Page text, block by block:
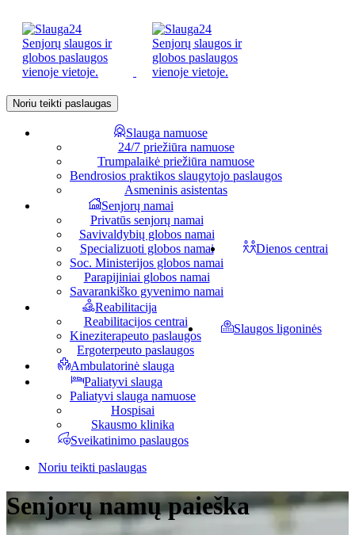
Noriu teikti paslaugas
Slauga namuose
24/7 priežiūra namuose
Trumpalaikė priežiūra namuose
Bendrosios praktikos slaugytojo paslaugos
Asmeninis asistentas
Senjorų namai
Privatūs senjorų namai
Savivaldybių globos namai
Specializuoti globos namai
Soc. Ministerijos globos namai
Parapijiniai globos namai
Savarankiško gyvenimo namai
Dienos centrai
Reabilitacija
Reabilitacijos centrai
Kineziterapeuto paslaugos
Ergoterpeuto paslaugos
Slaugos ligoninės
Ambulatorinė slauga
Paliatyvi slauga
Paliatyvi slauga namuose
Hospisai
Skausmo klinika
Sveikatinimo paslaugos
Noriu teikti paslaugas
Senjorų namų paieška